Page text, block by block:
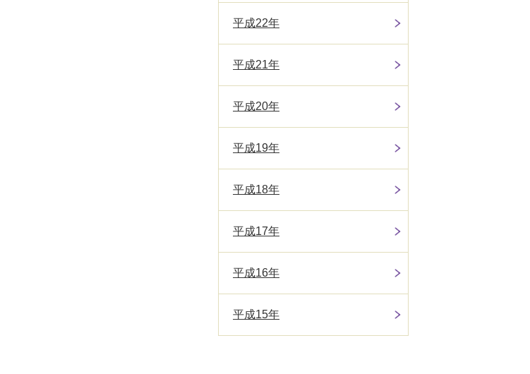
平成22年
平成21年
平成20年
平成19年
平成18年
平成17年
平成16年
平成15年